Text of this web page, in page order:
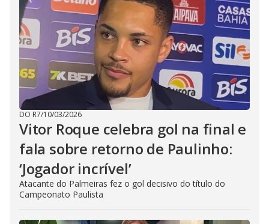
DO R7/10/03/2026
Vitor Roque celebra gol na final e
fala sobre retorno de Paulinho:
‘Jogador incrível’
Atacante do Palmeiras fez o gol decisivo do título do
Campeonato Paulista